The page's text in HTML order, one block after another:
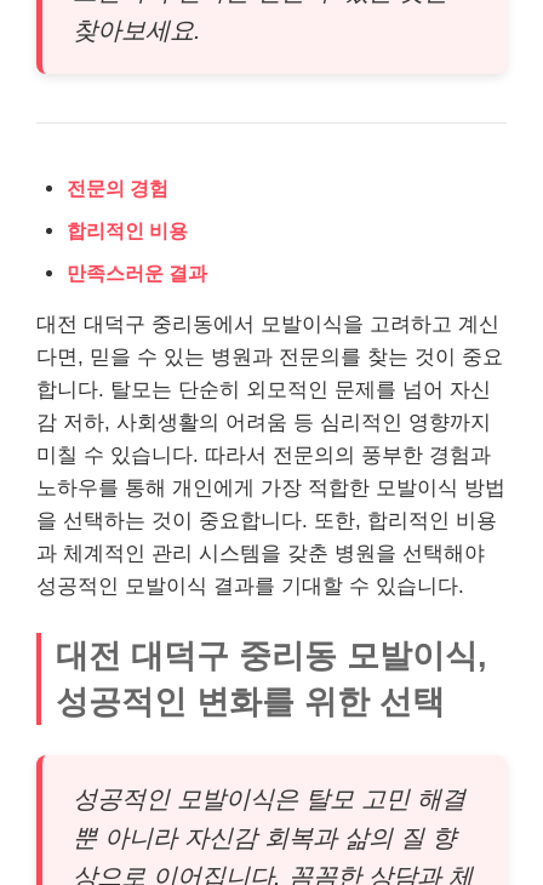
찾아보세요.
전문의 경험
합리적인 비용
만족스러운 결과
대전 대덕구 중리동에서 모발이식을 고려하고 계신
다면, 믿을 수 있는 병원과 전문의를 찾는 것이 중요
합니다. 탈모는 단순히 외모적인 문제를 넘어 자신
감 저하, 사회생활의 어려움 등 심리적인 영향까지
미칠 수 있습니다. 따라서 전문의의 풍부한 경험과
노하우를 통해 개인에게 가장 적합한 모발이식 방법
을 선택하는 것이 중요합니다. 또한, 합리적인 비용
과 체계적인 관리 시스템을 갖춘 병원을 선택해야
성공적인 모발이식 결과를 기대할 수 있습니다.
대전 대덕구 중리동 모발이식,
성공적인 변화를 위한 선택
성공적인 모발이식은 탈모 고민 해결
뿐 아니라 자신감 회복과 삶의 질 향
상으로 이어집니다. 꼼꼼한 상담과 체